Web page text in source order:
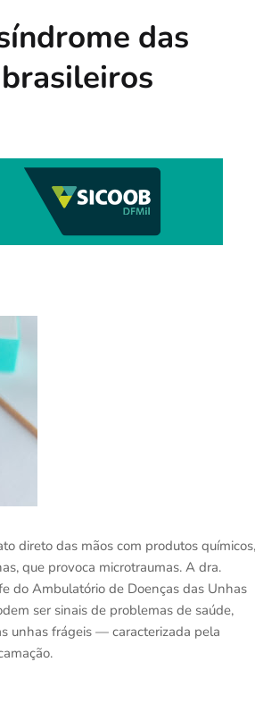
das
direto das mãos com produtos químicos,
que provoca microtraumas. A dra.
do Ambulatório de Doenças das Unhas
ser sinais de problemas de saúde,
unhas frágeis — caracterizada pela